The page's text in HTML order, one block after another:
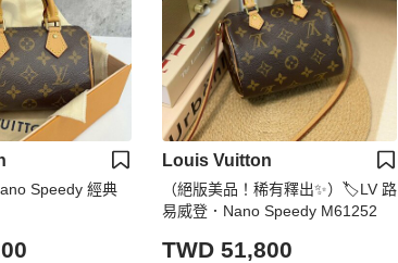
Speedy 經典
Louis Vuitton
（絕版美品！稀有釋出✨）🏷LV 路
易威登．Nano Speedy M61252
TWD 51,800